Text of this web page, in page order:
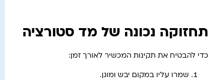
תחזוקה נכונה של מד סטורציה
כדי להבטיח את תקינות המכשיר לאורך זמן:
שמרו עליו במקום יבש ומוגן.